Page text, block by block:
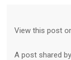
View this post
A post shared